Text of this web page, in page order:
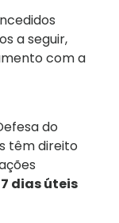
a seguir,
com a
do
têm direito
7 dias úteis